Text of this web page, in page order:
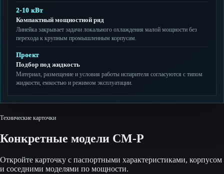
2-10 кВт
Компактный мощностной ряд
Линейка закрывает задачи локального охлаждения малой мощности без
перехода к крупным промышленным корпусам.
Проект
Подбор под жидкость
Материал, размещение и условия работы испарителя согласуются с типом
жидкости, емкостью и режимом эксплуатации.
Технические карточки
Конкретные модели CM-P
Откройте карточку с паспортными характеристиками, корпусом
и соседними моделями по мощности.